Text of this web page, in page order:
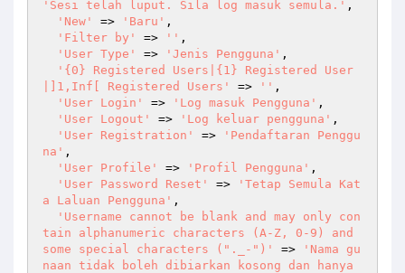
'Sesi telah luput. Sila log masuk semula.' ,
'New'
=> 'Baru' ,
'Filter by'
=> '' ,
'User Type'
=> 'Jenis Pengguna' ,
'{0} Registered Users|{1} Registered User
|]1,Inf[ Registered Users'
=> '' ,
'User Login'
=> 'Log masuk Pengguna' ,
'User Logout'
=> 'Log keluar pengguna' ,
'User Registration'
=>
'Pendaftaran Penggu
na' ,
'User Profile'
=> 'Profil Pengguna' ,
'User Password Reset'
=>
'Tetap Semula Kat
a Laluan Pengguna' ,
'Username cannot be blank and may only con
tain alphanumeric characters (A-Z, 0-9) and
some special characters ("._-")'
=>
'Nama gu
naan tidak boleh dibiarkan kosong dan hanya